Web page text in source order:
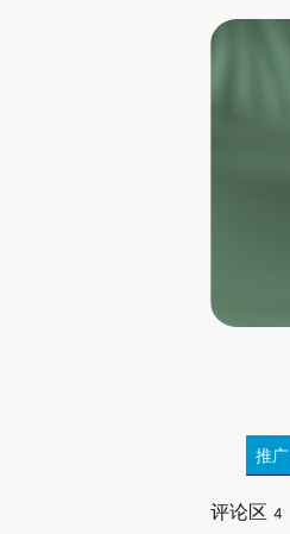
推广
评论区 4